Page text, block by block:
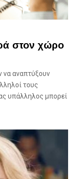
στον χώρο
να αναπτύξουν
τους
υπάλληλος μπορεί